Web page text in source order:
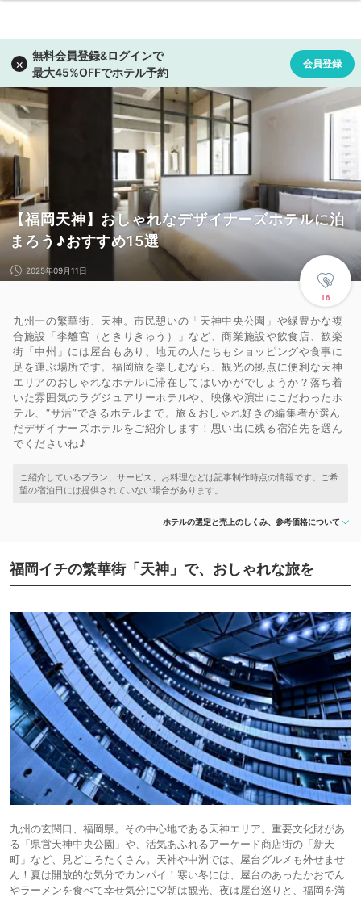
【福岡天神】おしゃれなデザイナーズホテルに泊
まろう♪おすすめ15選
16
2025年09月11日
九州一の繁華街、天神。市民憩いの「天神中央公園」や緑豊かな複
合施設「李離宮（ときりきゅう）」など、商業施設や飲食店、歓楽
街「中州」には屋台もあり、地元の人たちもショッピングや食事に
足を運ぶ場所です。福岡旅を楽しむなら、観光の拠点に便利な天神
エリアのおしゃれなホテルに滞在してはいかがでしょうか？落ち着
いた雰囲気のラグジュアリーホテルや、映像や演出にこだわったホ
テル、“サ活”できるホテルまで。旅＆おしゃれ好きの編集者が選ん
だデザイナーズホテルをご紹介します！思い出に残る宿泊先を選ん
でくださいね♪
ホテルの選定と売上のしくみ、参考価格について
福岡イチの繁華街「天神」で、おしゃれな旅を
九州の玄関口、福岡県。その中心地である天神エリア。重要文化財があ
る「県営天神中央公園」や、活気あふれるアーケード商店街の「新天
町」など、見どころたくさん。天神や中洲では、屋台グルメも外せませ
ん！夏は開放的な気分でカンパイ！寒い冬には、屋台のあったかおでん
やラーメンを食べて幸せ気分に♡朝は観光、夜は屋台巡りと、福岡を満